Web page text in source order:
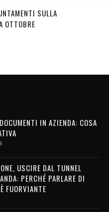
SULLA
OTTOBRE
IN AZIENDA: COSA
USCIRE DAL TUNNEL
PERCHÉ PARLARE DI
FUORVIANTE